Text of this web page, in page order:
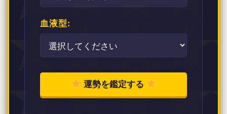
血液型:
運勢を鑑定する